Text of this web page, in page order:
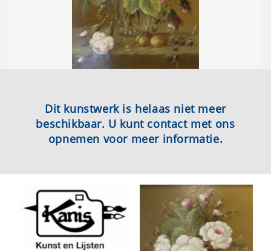
Dit kunstwerk is helaas niet meer
beschikbaar. U kunt contact met ons
opnemen voor meer informatie.